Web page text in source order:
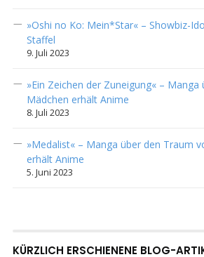
»Oshi no Ko: Mein*Star« – Showbiz-
Staffel
9. Juli 2023
»Ein Zeichen der Zuneigung« –
Mädchen erhält Anime
8. Juli 2023
»Medalist« – Manga über den Traum
erhält Anime
5. Juni 2023
KÜRZLICH ERSCHIENENE BLOG-